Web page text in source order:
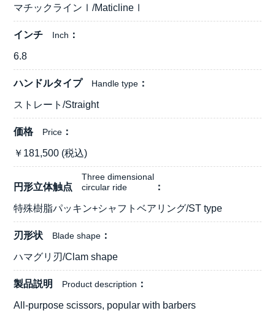
マチックラインⅠ/MaticlineⅠ
インチ Inch
6.8
ハンドルタイプ Handle type
ストレート/Straight
価格 Price
￥ 181,500 (税込)
円形立体触点
Three dimensional
circular ride
特殊樹脂パッキン+シャフトベアリング/ST type
刃形状 Blade shape
ハマグリ刃/Clam shape
製品説明 Product description
All-purpose scissors, popular with barbers